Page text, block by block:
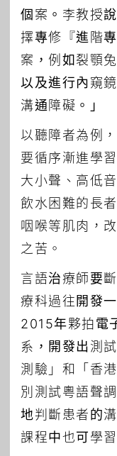
個案。李教授
擇專修『進階
案，例如裂顎
以及進行內窺
溝通障礙。」
以聽障者為例
要循序漸進學
大小聲、高低
飲水困難的長
咽喉等肌肉，
之苦。
言語治療師要
療科過往開發
2015年夥拍電
系，開發出測
測驗」和「香
別測試粵語聲
地判斷患者的
課程中也可學